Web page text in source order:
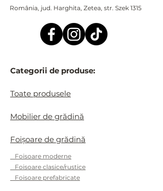
România, jud. Harghita, Zetea, str. Szek 1315
Categorii de produse:
Toate produsele
Mobilier de grădină
Foișoare de grădină
Foisoare moderne
Foisoare clasice/rustice
Foisoare prefabricate